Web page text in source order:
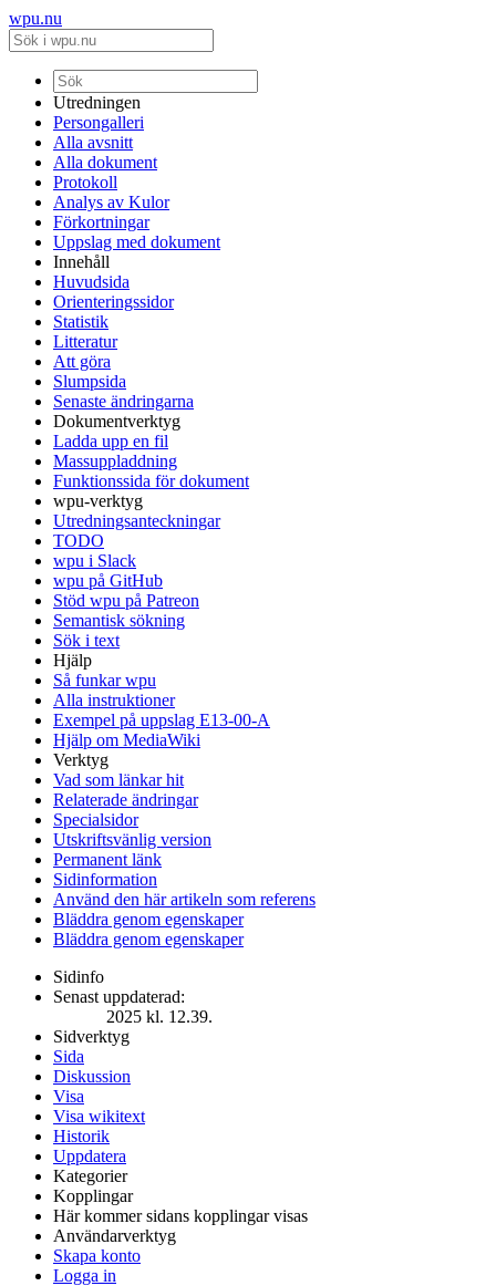
wpu.nu
Utredningen
Persongalleri
Alla avsnitt
Alla dokument
Protokoll
Analys av Kulor
Förkortningar
Uppslag med dokument
Innehåll
Huvudsida
Orienteringssidor
Statistik
Litteratur
Att göra
Slumpsida
Senaste ändringarna
Dokumentverktyg
Ladda upp en fil
Massuppladdning
Funktionssida för dokument
wpu-verktyg
Utredningsanteckningar
TODO
wpu i Slack
wpu på GitHub
Stöd wpu på Patreon
Semantisk sökning
Sök i text
Hjälp
Så funkar wpu
Alla instruktioner
Exempel på uppslag E13-00-A
Hjälp om MediaWiki
Verktyg
Vad som länkar hit
Relaterade ändringar
Specialsidor
Utskriftsvänlig version
Permanent länk
Sidinformation
Använd den här artikeln som referens
Bläddra genom egenskaper
Bläddra genom egenskaper
Sidinfo
Senast uppdaterad:
2025 kl. 12.39.
Sidverktyg
Sida
Diskussion
Visa
Visa wikitext
Historik
Uppdatera
Kategorier
Kopplingar
Här kommer sidans kopplingar visas
Användarverktyg
Skapa konto
Logga in